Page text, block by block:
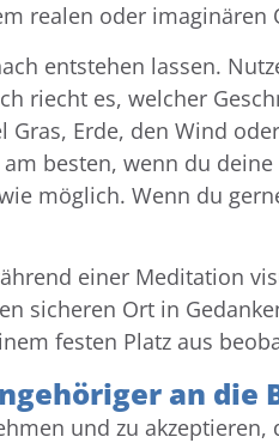
realen oder imaginären
entstehen lassen.
riecht es, welcher
Erde, den Wind
besten, wenn du
möglich. Wenn du
einer Meditation
sicheren Ort in
festen Platz aus
an die
und zu